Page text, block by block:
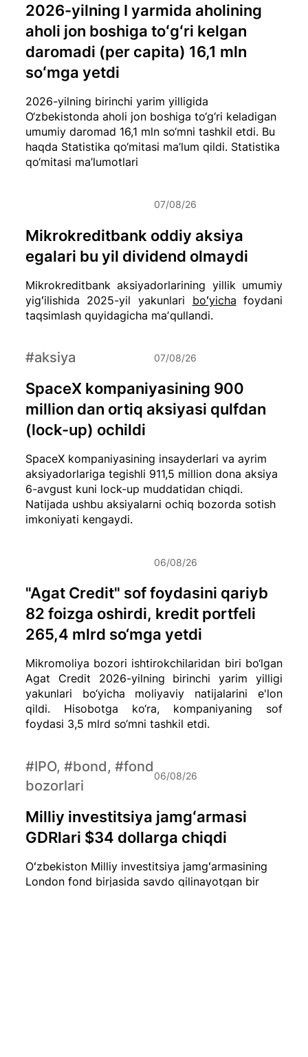
2026-yilning birinchi yarim yilligida
O‘zbekistonda aholi jon boshiga to‘g‘ri keladigan
umumiy daromad 16,1 mln so‘mni tashkil etdi. Bu
haqda Statistika qo‘mitasi ma’lum qildi. Statistika
qo‘mitasi ma’lumotlari
2026-yilning I yarmida aholining
aholi jon boshiga toʻgʻri kelgan
daromadi (per capita) 16,1 mln
soʻmga yetdi
Mikrokreditbank aksiyadorlarining yillik umumiy
yigʻilishida 2025-yil yakunlari boʻyicha foydani
taqsimlash quyidagicha maʼqullandi.
Mikrokreditbank oddiy aksiya
egalari bu yil dividend olmaydi
07/08/26
SpaceX kompaniyasining insayderlari va ayrim
aksiyadorlariga tegishli 911,5 million dona aksiya
6-avgust kuni lock-up muddatidan chiqdi.
Natijada ushbu aksiyalarni ochiq bozorda sotish
imkoniyati kengaydi.
SpaceX kompaniyasining 900
million dan ortiq aksiyasi qulfdan
(lock-up) ochildi
#aksiya 07/08/26
Mikromoliya bozori ishtirokchilaridan biri bo‘lgan
Agat Credit 2026-yilning birinchi yarim yilligi
yakunlari bo‘yicha moliyaviy natijalarini e'lon
qildi. Hisobotga ko‘ra, kompaniyaning sof
foydasi 3,5 mlrd so‘mni tashkil etdi.
"Agat Credit" sof foydasini qariyb
82 foizga oshirdi, kredit portfeli
265,4 mlrd so‘mga yetdi
06/08/26
Oʻzbekiston Milliy investitsiya jamgʻarmasining
London fond birjasida savdo qilinayotgan bir
Milliy investitsiya jamgʻarmasi
GDRlari $34 dollarga chiqdi
#IPO, #bond, #fond
bozorlari
06/08/26